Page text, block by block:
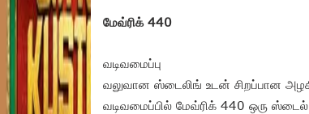
மேவ்ரிக் 440
வடிவமைப்பு
வலுவான ஸ்டைலிங் உடன் சிறப்பான
வடிவமைப்பில் மேவ்ரிக் 440 ஒரு ஸ்டைல்